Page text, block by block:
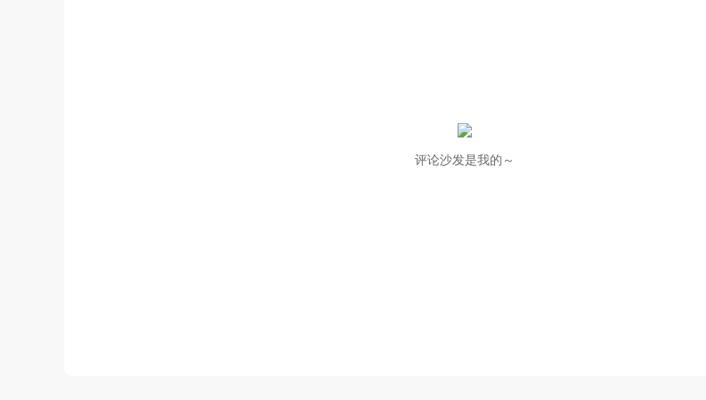
评论沙发是我的～